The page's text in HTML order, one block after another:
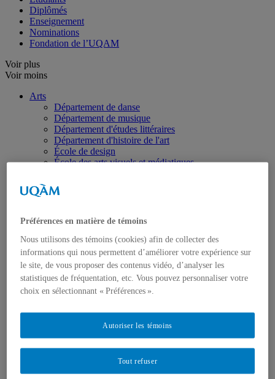
Diplômés
Enseignement
Nominations
Fondation de l’UQAM
Voir plus
Voir moins
Arts
Département de danse
Département de musique
Département d'études littéraires
Département d'histoire de l'art
École de design
École des arts visuels et médiatiques
Institut du patrimoine
Communication
École de langues
Éducation
Département de didactique
Département de didactique des langues
Département d'éducation et formation spécialisées
Département d'éducation et pédagogie
Gestion
Département de marketing
Département de stratégie, responsabilité sociale et
environnementale
Département des sciences comptables
Département des sciences économiques
Préférences en matière de témoins
Nous utilisons des témoins (cookies) afin de collecter des
informations qui nous permettent d’améliorer votre expérience sur
le site, de vous proposer des contenus vidéo, d’analyser les
statistiques de fréquentation, etc. Vous pouvez personnaliser votre
choix en sélectionnant « Préférences ».
Tout refuser
Autoriser les témoins